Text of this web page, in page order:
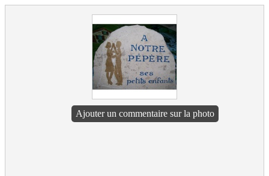
Ajouter un commentaire sur la photo